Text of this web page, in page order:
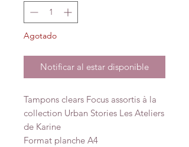
Agotado
Notificar al estar disponible
Tampons clears Focus assortis à la
collection Urban Stories Les Ateliers
de Karine
Format planche A4